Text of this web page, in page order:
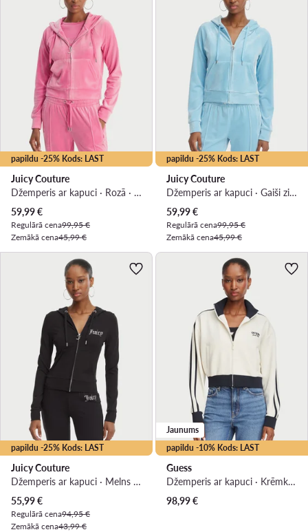
papildu -25% Kods: LAST
Juicy Couture
Džemperis ar kapuci · Rozā · Slim Fit
Pašreizējā cena
59,99€
Regulārā cena99,95 €
Zemākā cena45,99 €
papildu -25% Kods: LAST
Juicy Couture
Džemperis ar kapuci · Gaiši zils · Slim Fit
Pašreizējā cena
59,99€
Regulārā cena99,95 €
Zemākā cena45,99 €
papildu -25% Kods: LAST
Juicy Couture
Džemperis ar kapuci · Melns · Slim Fit
Pašreizējā cena
55,99€
Regulārā cena94,95 €
Zemākā cena43,99 €
papildu -10% Kods: LAST
Jaunums
Guess
Džemperis ar kapuci · Krēmkrāsas · Regular Fit
98,99€